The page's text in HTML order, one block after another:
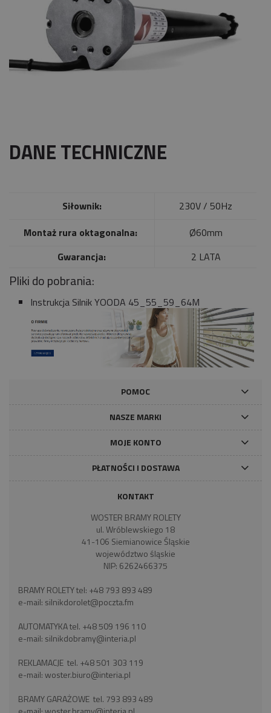
DANE TECHNICZNE
Siłownik:
230V / 50Hz
Montaż rura oktagonalna:
Ø60mm
Gwarancja:
2 LATA
Pliki do pobrania:
Instrukcja Silnik YOODA 45_55_59_64M
POMOC
NASZE MARKI
MOJE KONTO
PŁATNOŚCI I DOSTAWA
KONTAKT
WOSTER BRAMY ROLETY
ul. Wróblewskiego 18
41-106 Siemianowice Śląskie
województwo śląskie
NIP: 6262466375
BRAMY ROLETY tel: +48 793 893 489
e-mail: silnikdorolet@poczta.fm
AUTOMATYKA tel. +48 509 196 110
e-mail: silnikdobramy@interia.pl
REKLAMACJE tel. +48 501 303 119
e-mail:woster.biuro@interia.pl
BRAMY GARAŻOWE tel. 793 893 489